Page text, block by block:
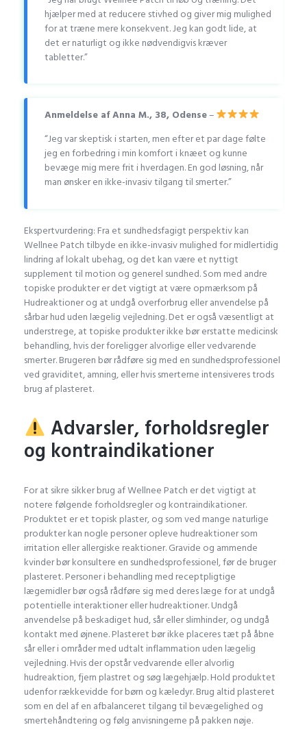
hjælper med at reducere stivhed og giver mig mulighed
for at træne mere konsekvent. Jeg kan godt lide, at
det er naturligt og ikke nødvendigvis kræver
tabletter.”
Anmeldelse af Anna M., 38, Odense–
“Jeg var skeptisk i starten, men efter et par dage følte
jeg en forbedring i min komfort i knæet og kunne
bevæge mig mere frit i hverdagen. En god løsning, når
man ønsker en ikke-invasiv tilgang til smerter.”
Ekspertvurdering: Fra et sundhedsfagigt perspektiv kan
Wellnee Patch tilbyde en ikke-invasiv mulighed for midlertidig
lindring af lokalt ubehag, og det kan være et nyttigt
supplement til motion og generel sundhed. Som med andre
topiske produkter er det vigtigt at være opmærksom på
Hudreaktioner og at undgå overforbrug eller anvendelse på
sårbar hud uden lægelig vejledning. Det er også væsentligt at
understrege, at topiske produkter ikke bør erstatte medicinsk
behandling, hvis der foreligger alvorlige eller vedvarende
smerter. Brugeren bør rådføre sig med en sundhedsprofessionel
ved graviditet, amning, eller hvis smerterne intensiveres trods
brug af plasteret.
Advarsler, forholdsregler
og kontraindikationer
For at sikre sikker brug af Wellnee Patch er det vigtigt at
notere følgende forholdsregler og kontraindikationer.
Produktet er et topisk plaster, og som ved mange naturlige
produkter kan nogle personer opleve hudreaktioner som
irritation eller allergiske reaktioner. Gravide og ammende
kvinder bør konsultere en sundhedsprofessionel, før de bruger
plasteret. Personer i behandling med receptpligtige
lægemidler bør også rådføre sig med deres læge for at undgå
potentielle interaktioner eller hudreaktioner. Undgå
anvendelse på beskadiget hud, sår eller slimhinder, og undgå
kontakt med øjnene. Plasteret bør ikke placeres tæt på åbne
sår eller i områder med udtalt inflammation uden lægelig
vejledning. Hvis der opstår vedvarende eller alvorlig
hudreaktion, fjern plastret og søg lægehjælp. Hold produktet
udenfor rækkevidde for børn og kæledyr. Brug altid plasteret
som en del af en afbalanceret tilgang til bevægelighed og
smertehåndtering og følg anvisningerne på pakken nøje.